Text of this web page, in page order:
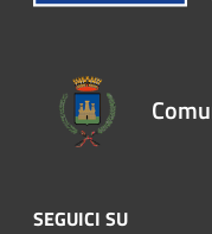
SEGUICI SU